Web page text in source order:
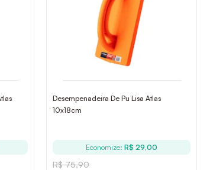
Desempenadeira De Pu Lisa Atlas
10x18cm
Economize: R$ 29,00
R$ 75,90